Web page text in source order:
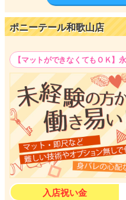
もちろんそれ以上も相談可能です
絶対に稼がせる自信の表れですo(･ω
『②選べるバック ６０分１．２～
なんと６０分１．２ ～ ３万円！
特別指名料があるから、あなたの
｀)ノ
『③大阪・京都から完全送迎！！
働きたくても、少し遠いかな・・
バニーちゃんは大阪・京都からで
毎日ご希望の場所まで送り迎えし
ポニーテール和歌山店
【マットができなくてもＯＫ】
入店祝い金